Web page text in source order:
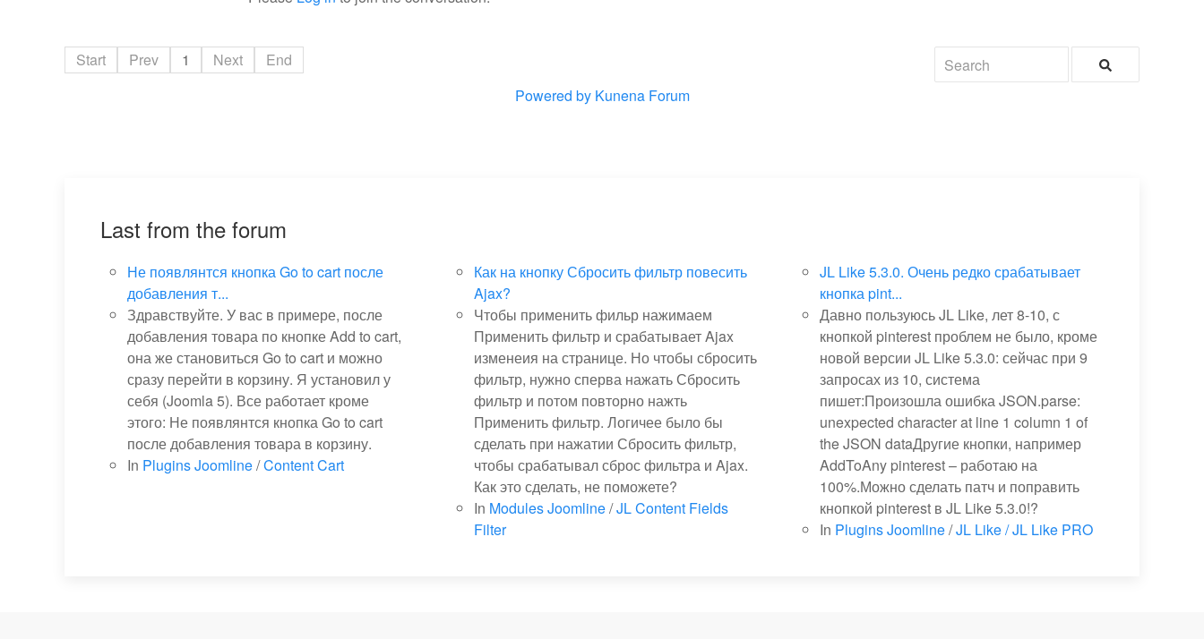
Start Prev 1 Next
End
Powered by Kunena Forum
Last from the forum
Не появлянтся кнопка Go to cart после
добавления т...
Здравствуйте. У вас в примере, после
добавления товара по кнопке Add to cart,
она же становиться Go to cart и можно
сразу перейти в корзину. Я установил у
себя (Joomla 5). Все работает кроме
этого: Не появлянтся кнопка Go to cart
после добавления товара в корзину.
In Plugins Joomline/Content Cart
Как на кнопку Сбросить фильтр повесить
Ajax?
Чтобы применить фильр нажимаем
Применить фильтр и срабатывает Ajax
изменеия на странице. Но чтобы сбросить
фильтр, нужно сперва нажать Сбросить
фильтр и потом повторно нажть
Применить фильтр. Логичее было бы
сделать при нажатии Сбросить фильтр,
чтобы срабатывал сброс фильтра и Ajax.
Как это сделать, не поможете?
In Modules Joomline/JL Content Fields
Filter
JL Like 5.3.0. Очень редко срабатывает
кнопка pint...
Давно пользуюсь JL Like, лет 8-10, с
кнопкой pinterest проблем не было, кроме
новой версии JL Like 5.3.0: сейчас при 9
запросах из 10, система
пишет:Произошла ошибка JSON.parse:
unexpected character at line 1 column 1 of
the JSON dataДругие кнопки, например
AddToAny pinterest – работаю на
100%.Можно сделать патч и поправить
кнопкой pinterest в JL Like 5.3.0!?
In Plugins Joomline/JL Like / JL Like PRO